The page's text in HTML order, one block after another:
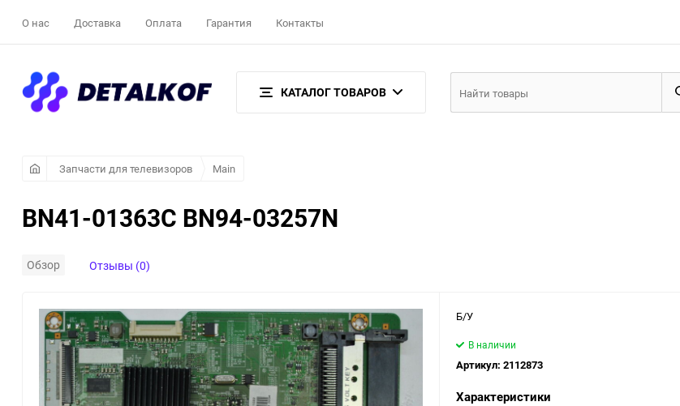
О нас Доставка Оплата Гарантия Контакты
КАТАЛОГ ТОВАРОВ
Запчасти для телевизоров Main
BN41-01363C BN94-03257N
Обзор Отзывы (0)
Б/У
В наличии
Артикул: 2112873
Характеристики